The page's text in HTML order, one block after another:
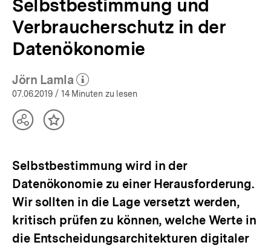
Selbstbestimmung und
Verbraucherschutz in der
Datenökonomie
Jörn Lamla
(Mehr zum Autor)
öffnen
07.06.2019 / 14 Minuten zu lesen
TeilenInhalt
Selbstbestimmung wird in der
Datenökonomie zu einer Herausforderung.
Wir sollten in die Lage versetzt werden,
kritisch prüfen zu können, welche Werte in
die Entscheidungsarchitekturen digitaler